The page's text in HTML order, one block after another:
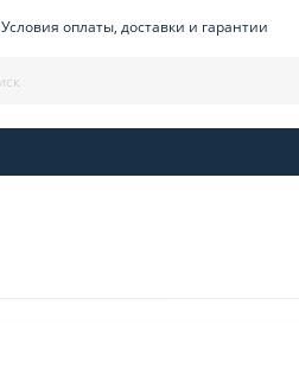
Условия оплаты, доставки и гарантии